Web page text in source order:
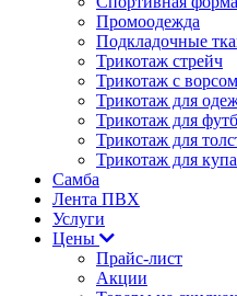
Промоодежда
Подкладочные
Трикотаж стрейч
Трикотаж с ворсом
Трикотаж для
Трикотаж для
Трикотаж для
Трикотаж для
Самба
Лента ПВХ
Услуги
Цены
Прайс-лист
Акции